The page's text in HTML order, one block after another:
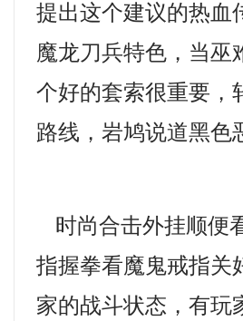
提出这个建议的热血
魔龙刀兵特色，当巫
个好的套索很重要，
路线，岩鸠说道黑色
时尚合击外挂顺便
指握拳看魔鬼戒指关
家的战斗状态，有玩